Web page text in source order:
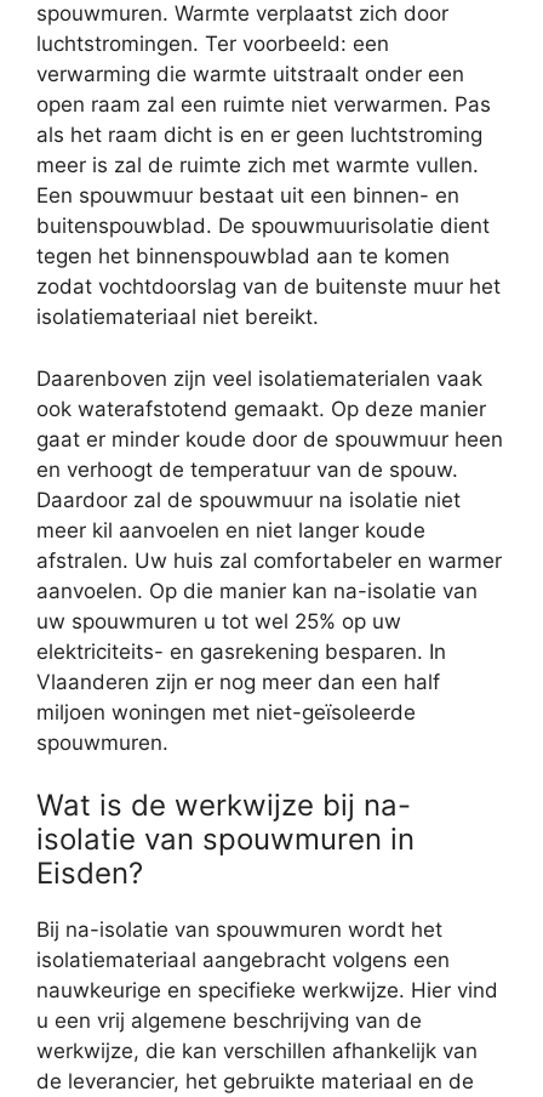
spouwmuren. Warmte verplaatst zich door
luchtstromingen. Ter voorbeeld: een
verwarming die warmte uitstraalt onder een
open raam zal een ruimte niet verwarmen. Pas
als het raam dicht is en er geen luchtstroming
meer is zal de ruimte zich met warmte vullen.
Een spouwmuur bestaat uit een binnen- en
buitenspouwblad. De spouwmuurisolatie dient
tegen het binnenspouwblad aan te komen
zodat vochtdoorslag van de buitenste muur het
isolatiemateriaal niet bereikt.
Daarenboven zijn veel isolatiematerialen vaak
ook waterafstotend gemaakt. Op deze manier
gaat er minder koude door de spouwmuur heen
en verhoogt de temperatuur van de spouw.
Daardoor zal de spouwmuur na isolatie niet
meer kil aanvoelen en niet langer koude
afstralen. Uw huis zal comfortabeler en warmer
aanvoelen. Op die manier kan na-isolatie van
uw spouwmuren u tot wel 25% op uw
elektriciteits- en gasrekening besparen. In
Vlaanderen zijn er nog meer dan een half
miljoen woningen met niet-geïsoleerde
spouwmuren.
Wat is de werkwijze bij na-
isolatie van spouwmuren in
Eisden?
Bij na-isolatie van spouwmuren wordt het
isolatiemateriaal aangebracht volgens een
nauwkeurige en specifieke werkwijze. Hier vind
u een vrij algemene beschrijving van de
werkwijze, die kan verschillen afhankelijk van
de leverancier, het gebruikte materiaal en de